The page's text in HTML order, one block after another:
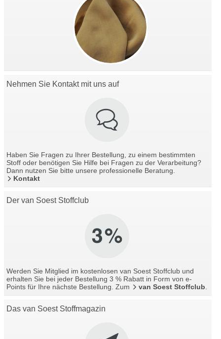
Nehmen Sie Kontakt mit uns auf
Haben Sie Fragen zu Ihrer Bestellung, zu einem bestimmten
Stoff oder benötigen Sie Hilfe bei Fragen zu der Verarbeitung?
Dann nutzen Sie bitte unsere professionelle Beratung.
Kontakt
Der van Soest Stoffclub
Werden Sie Mitglied im kostenlosen van Soest Stoffclub und
erhalten Sie bei jeder Bestellung 3 % Rabatt in Form von e-
Points für Ihre nächste Bestellung. Zum
van Soest Stoffclub
Das van Soest Stoffmagazin